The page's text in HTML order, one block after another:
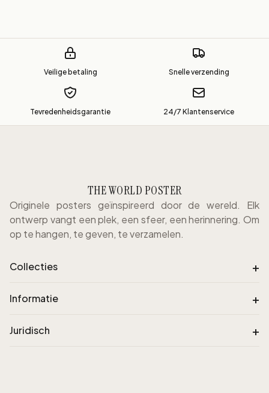
Veilige betaling Snelle verzending
Tevredenheidsgarantie 24/7 Klantenservice
THE WORLD POSTER
Originele posters geïnspireerd door de wereld. Elk
ontwerp vangt een plek, een sfeer, een herinnering. Om
op te hangen, te geven, te verzamelen.
Collecties +
Informatie +
Juridisch +